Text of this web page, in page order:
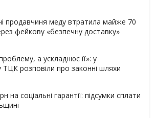
продавчиня меду втратила майже 70
фейкову «безпечну доставку»
а ускладнює її»: у
ТЦК розповіли про законні шляхи
на соціальні гарантії: підсумки сплати